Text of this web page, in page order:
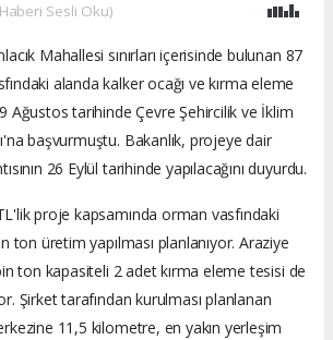
Sesli Oku)
Mahallesi sınırları içerisinde bulunan 87
alanda kalker ocağı ve kırma eleme
Ağustos tarihinde Çevre Şehircilik ve İklim
başvurmuştu. Bakanlık, projeye dair
26 Eylül tarihinde yapılacağını duyurdu.
proje kapsamında orman vasfındaki
ton üretim yapılması planlanıyor. Araziye
ton kapasiteli 2 adet kırma eleme tesisi de
Şirket tarafından kurulması planlanan
11,5 kilometre, en yakın yerleşim